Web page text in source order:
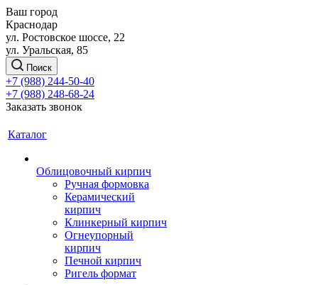
Ваш город
Краснодар
ул. Ростовское шоссе, 22
ул. Уральская, 85
Поиск
+7 (988) 244-50-40
+7 (988) 248-68-24
Заказать звонок
Каталог
Облицовочный кирпич
Ручная формовка
Керамический
кирпич
Клинкерный кирпич
Огнеупорный
кирпич
Печной кирпич
Ригель формат